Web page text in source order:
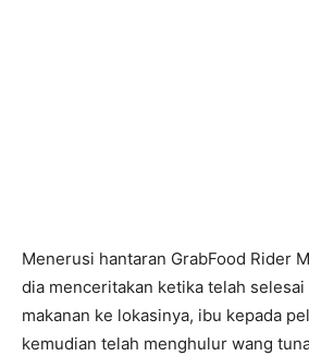
Menerusi hantaran GrabFood Rider
dia menceritakan ketika telah
makanan ke lokasinya, ibu kepada
kemudian telah menghulur wang